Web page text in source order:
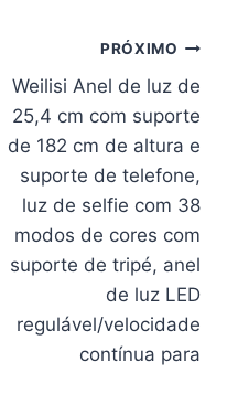
PRÓXIMO
Weilisi Anel de luz de
25,4 cm com suporte
de 182 cm de altura e
suporte de telefone,
luz de selfie com 38
modos de cores com
suporte de tripé, anel
de luz LED
regulável/velocidade
contínua para